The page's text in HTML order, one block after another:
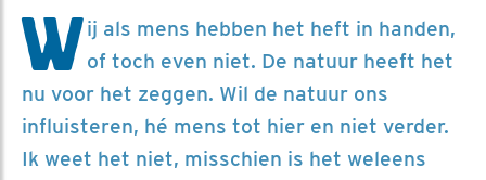
Wij als mens hebben het heft in handen,
of toch even niet. De natuur heeft het
nu voor het zeggen. Wil de natuur ons
influisteren, hé mens tot hier en niet verder.
Ik weet het niet, misschien is het weleens